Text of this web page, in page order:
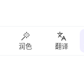
润色 翻译